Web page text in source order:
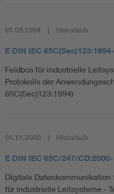
01.09.1994 Historisch
E DIN IEC
Feldbus für industrielle
Protokolls der
65C(Sec)123:1994)
01.11.2000 Historisch
E DIN IEC 65C/247/CD:2000-
Digitale
für industrielle Leitsysteme -